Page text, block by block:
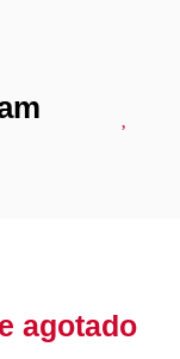
agotado